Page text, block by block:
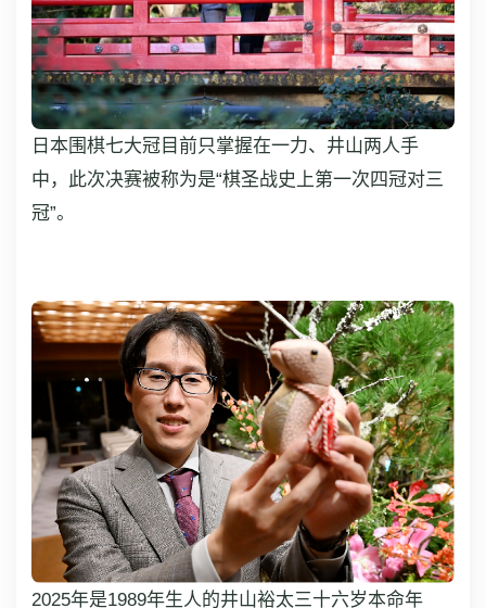
日本围棋七大冠目前只掌握在一力、井山两人手
中，此次决赛被称为是“棋圣战史上第一次四冠对三
冠”。
2025年是1989年生人的井山裕太三十六岁本命年